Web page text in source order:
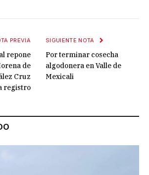
PREVIA
repone
de
Cruz
registro
SIGUIENTE NOTA
Por terminar cosecha
algodonera en Valle de
Mexicali